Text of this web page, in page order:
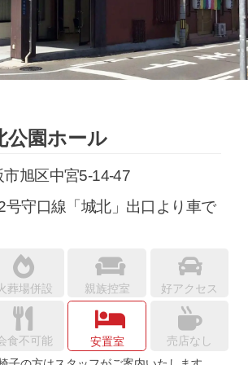
公園ホール
旭区中宮5-14-47
号守口線「城北」出口より車で
葬場併設 親族控室 好アクセス
食不可能 安置室
売店なし